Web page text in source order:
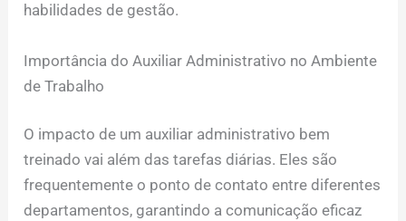
habilidades de gestão.
Importância do Auxiliar Administrativo no Ambiente
de Trabalho
O impacto de um auxiliar administrativo bem
treinado vai além das tarefas diárias. Eles são
frequentemente o ponto de contato entre diferentes
departamentos, garantindo a comunicação eficaz